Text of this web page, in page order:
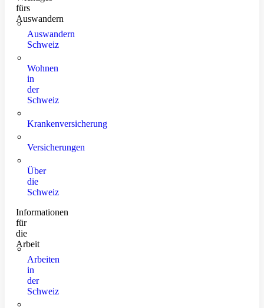
fürs
Auswandern
Auswandern
Schweiz
Wohnen
in
der
Schweiz
Krankenversicherung
Versicherungen
Über
die
Schweiz
Informationen
für
die
Arbeit
Arbeiten
in
der
Schweiz